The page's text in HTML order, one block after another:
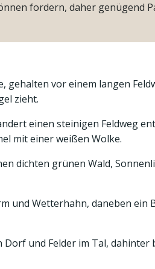
fordern, daher genügend